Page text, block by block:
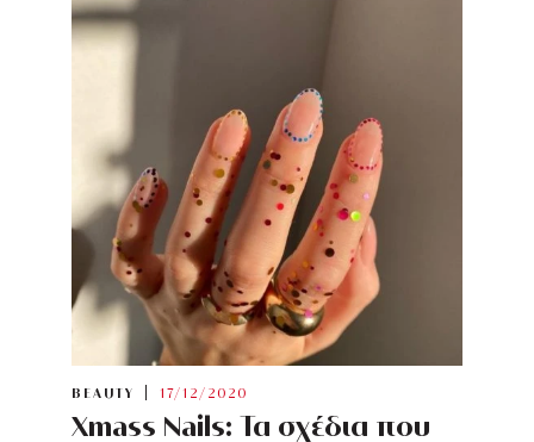
BEAUTY 17/12/2020
Xmass Nails: Τα σχέδια που